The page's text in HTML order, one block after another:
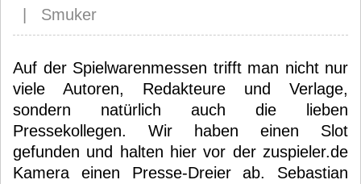
| Smuker
Auf der Spielwarenmessen trifft man nicht nur
viele Autoren, Redakteure und Verlage,
sondern natürlich auch die lieben
Pressekollegen. Wir haben einen Slot
gefunden und halten hier vor der zuspieler.de
Kamera einen Presse-Dreier ab. Sebastian